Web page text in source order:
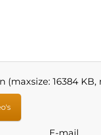
(maxsize: 16384 KB,